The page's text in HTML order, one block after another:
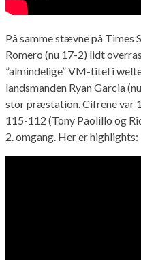
På samme stævne på Times
Romero (nu 17-2) lidt
”almindelige” VM-titel i
landsmanden Ryan Garcia
stor præstation. Cifrene var
115-112 (Tony Paolillo og
2. omgang. Her er highlights: